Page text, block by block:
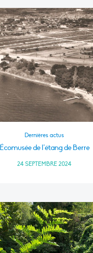
Dernières actus
Écomusée de l’étang de Berre
24 SEPTEMBRE 2024